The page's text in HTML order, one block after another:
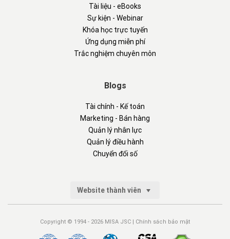
Tài liệu - eBooks
Sự kiện - Webinar
Khóa học trực tuyến
Ứng dụng miễn phí
Trắc nghiệm chuyên môn
Blogs
Tài chính - Kế toán
Marketing - Bán hàng
Quản lý nhân lực
Quản lý điều hành
Chuyển đổi số
Website thành viên
Copyright © 1994 - 2026 MISA JSC | Chính sách bảo mật